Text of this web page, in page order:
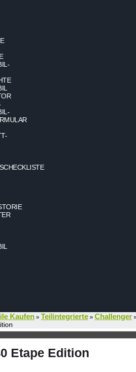
Kaufen » Teilintegrierte » Challenger
Etape Edition